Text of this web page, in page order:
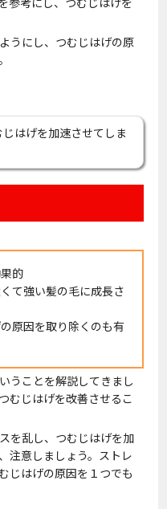
参考にし、つむじはげを
うにし、つむじはげの原
はげを加速させてしま
的
て強い髪の毛に成長さ
原因を取り除くのも有
うことを解説してきまし
むじはげを改善させるこ
を乱し、つむじはげを加
注意しましょう。ストレ
じはげの原因を１つでも